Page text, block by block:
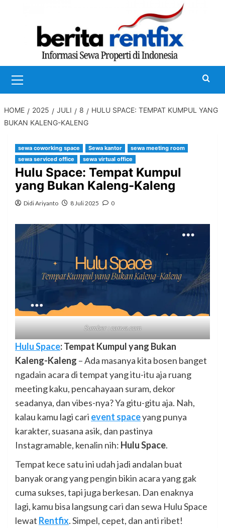
Menu
HOME 2025 JULI 8
HULU SPACE: TEMPAT KUMPUL YANG
BUKAN KALENG-KALENG
sewa coworking space Sewa kantor
sewa meeting room
sewa serviced office
sewa virtual office
Hulu Space: Tempat Kumpul
yang Bukan Kaleng-Kaleng
Didi Ariyanto 8 Juli 2025 0
Sumber : canva.com
Hulu Space: Tempat Kumpul yang Bukan
Kaleng-Kaleng – Ada masanya kita bosen banget
ngadain acara di tempat yang itu-itu aja ruang
meeting kaku, pencahayaan suram, dekor
seadanya, dan vibes-nya? Ya gitu-gitu aja. Nah,
kalau kamu lagi cari event spaceyang punya
karakter, suasana asik, dan pastinya
Instagramable, kenalin nih: Hulu Space.
Tempat kece satu ini udah jadi andalan buat
banyak orang yang pengin bikin acara yang gak
cuma sukses, tapi juga berkesan. Dan enaknya
lagi, kamu bisa langsung cari dan sewa Hulu Space
lewat Rentfix. Simpel, cepet, dan anti ribet!